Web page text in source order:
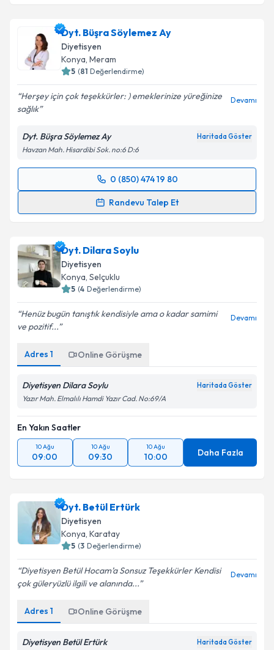
Dyt. Büşra Söylemez Ay
Diyetisyen
Konya, Meram
5 (81 Değerlendirme)
Herşey için çok teşekkürler: ) emeklerinize yüreğinize
sağlık
Devamı
Dyt. Büşra Söylemez Ay Haritada Göster
Havzan Mah. Hisardibi Sok. no:6 D:6
0 (850) 474 19 80
Randevu Talep Et
Randevu Takvimi Talebi
takvim hazırlandığında e-posta ile bilgilendireceğiz.
E-posta Adresiniz
kapsamda işlenmesini kabul ediyorum.
Takvim Talebini Gönder
Dyt. Dilara Soylu
Diyetisyen
Konya, Selçuklu
5 (4 Değerlendirme)
Henüz bugün tanıştık kendisiyle ama o kadar samimi
ve pozitif...
Devamı
Adres 1 Online Görüşme
Diyetisyen Dilara Soylu Haritada Göster
Yazır Mah. Elmalılı Hamdi Yazır Cad. No:69/A
En Yakın Saatler
10 Ağu
09:00
10 Ağu
09:30
10 Ağu
10:00 Daha Fazla
Dyt. Betül Ertürk
Diyetisyen
Konya, Karatay
5 (3 Değerlendirme)
Diyetisyen Betül Hocam’a Sonsuz Teşekkürler Kendisi
çok güleryüzlü ilgili ve alanında...
Devamı
Adres 1 Online Görüşme
Diyetisyen Betül Ertürk Haritada Göster